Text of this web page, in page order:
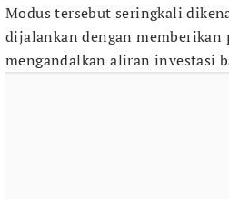
Modus tersebut seringkali
dijalankan dengan memberikan
mengandalkan aliran investasi